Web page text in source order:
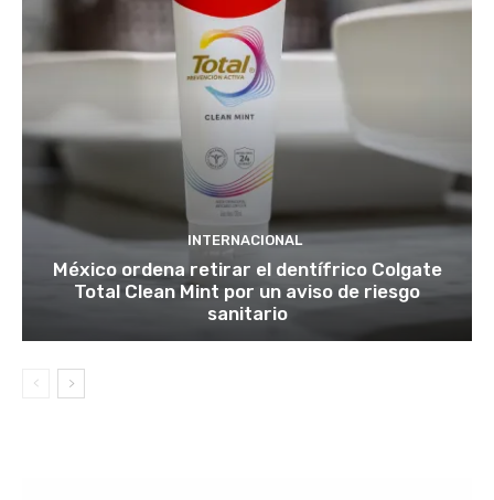
INTERNACIONAL
México ordena retirar el dentífrico Colgate
Total Clean Mint por un aviso de riesgo
sanitario